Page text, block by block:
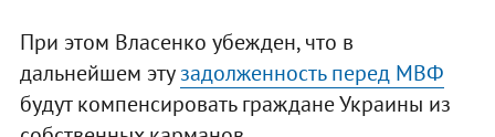
При этом Власенко убежден, что в
дальнейшем этузадолженность перед МВФ
будут компенсировать граждане Украины из